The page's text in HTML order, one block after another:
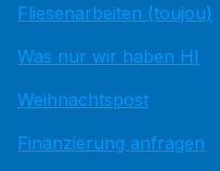
Fliesenarbeiten (toujou)
Was nur wir haben HI
Weihnachtspost
Finanzierung anfragen